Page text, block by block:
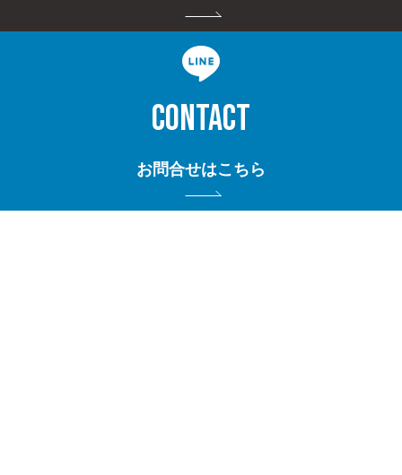
CONTACT
お問合せはこちら